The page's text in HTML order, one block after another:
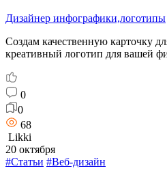
Дизайнер инфографики,логотипы
Создам качественную карточку
креативный логотип для вашей
0
0
68
Likki
20 октября
#Статьи #Веб-дизайн